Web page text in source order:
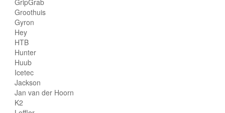
GripGrab
Groothuis
Gyron
Hey
HTB
Hunter
Huub
Icetec
Jackson
Jan van der Hoorn
K2